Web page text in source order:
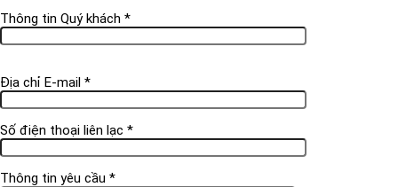
Thông tin Quý khách *
Địa chỉ E-mail *
Số điện thoại liên lạc *
Thông tin yêu cầu *